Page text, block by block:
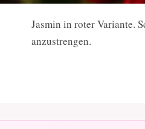
Jasmin in roter Variante.
anzustrengen.